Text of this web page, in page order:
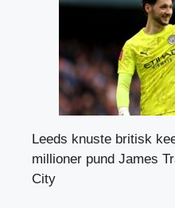
Leeds knuste britisk
millioner pund James
City